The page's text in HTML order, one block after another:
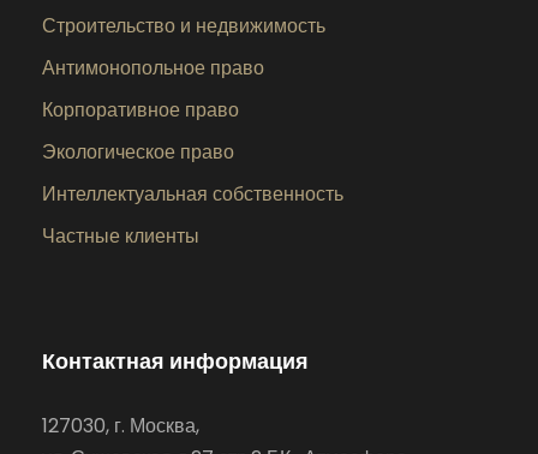
Строительство и недвижимость
Антимонопольное право
Корпоративное право
Экологическое право
Интеллектуальная собственность
Частные клиенты
Контактная информация
127030, г. Москва,